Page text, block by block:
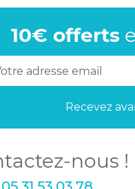
10€ offerts
Recevez
nous !